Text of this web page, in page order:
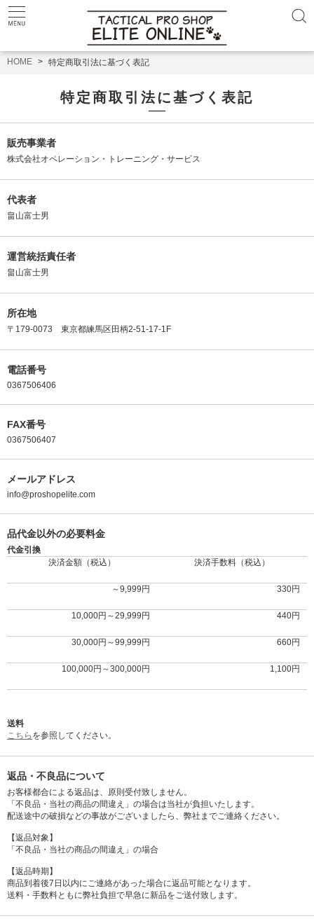
HOME 特定商取引法に基づく表記
特定商取引法に基づく表記
販売事業者
株式会社オペレーション・トレーニング・サービス
代表者
畠山富士男
運営統括責任者
畠山富士男
所在地
〒179-0073 東京都練馬区田柄2-51-17-1F
電話番号
0367506406
FAX番号
0367506407
メールアドレス
info@proshopelite.com
品代金以外の必要料金
代金引換
決済金額（税込）
決済手数料（税込）
～9,999円 330円
10,000円～29,999円 440円
30,000円～99,999円 660円
100,000円～300,000円 1,100円
送料
こちら を参照してください。
返品・不良品について
お客様都合による返品は、原則受付致しません。
「不良品・当社の商品の間違え」の場合は当社が負担いたします。
配送途中の破損などの事故がございましたら、弊社までご連絡ください。
【返品対象】
「不良品・当社の商品の間違え」の場合
【返品時期】
商品到着後7日以内にご連絡があった場合に返品可能となります。
送料・手数料ともに弊社負担で早急に新品をご送付致します。